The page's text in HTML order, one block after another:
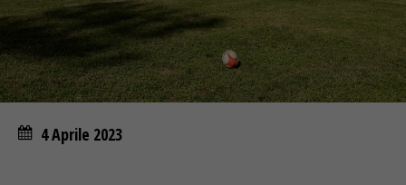
4 Aprile 2023